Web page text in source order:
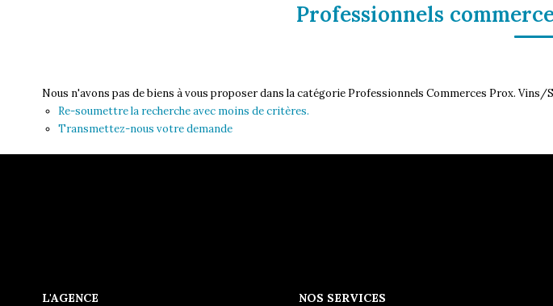
Professionnels
Nous n'avons pas de biens à vous proposer dans la catégorie Professionnels Commerces Prox.
Re-soumettre la recherche avec moins de critères.
Transmettez-nous votre demande
L'AGENCE
NOS SERVICES